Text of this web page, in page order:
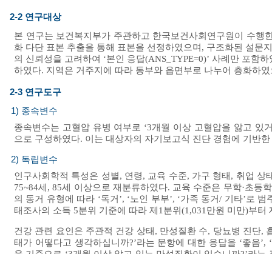
2-2 연구대상
본 연구는 보건복지부가 주관하고 한국보건사회연구원이 수
화 다단 표본 추출을 통해 표본을 선정하였으며, 구조화된 설문
의 신뢰성을 고려하여 ‘본인 응답(ANS_TYPE=0)’ 사례만 포함
하였다. 지역은 거주지에 따라 동부와 읍면부로 나누어 층화하
2-3 연구도구
1) 종속변수
종속변수는 고혈압 유병 여부로 ‘3개월 이상 고혈압을 앓고 있
으로 구성하였다. 이는 대상자의 자기보고식 진단 경험에 기반
2) 독립변수
인구사회학적 특성은 성별, 연령, 교육 수준, 가구 형태, 취업
75~84세, 85세 이상으로 재분류하였다. 교육 수준은 무학·초등
의 동거 유형에 따라 ‘독거’, ‘노인 부부’, ‘가족 동거/ 기타’로
태조사의 소득 5분위 기준에 따라 제1분위(1,031만원 미만)부
건강 관련 요인은 주관적 건강 상태, 만성질환 수, 당뇨병 진단,
태가 어떻다고 생각하십니까?’라는 문항에 대한 응답을 ‘좋음